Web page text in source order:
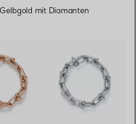
mit Diamanten